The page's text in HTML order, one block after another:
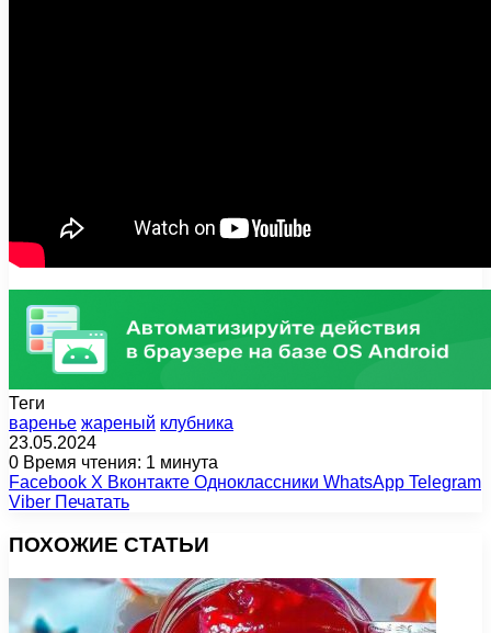
Теги
варенье жареный клубника
23.05.2024
0 Время чтения: 1 минута
Facebook X Вконтакте Одноклассники WhatsApp Telegram
Viber Печатать
ПОХОЖИЕ СТАТЬИ